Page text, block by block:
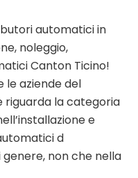
automatici in
noleggio,
Canton Ticino!
le aziende del
riguarda la categoria
e
d
non che nella